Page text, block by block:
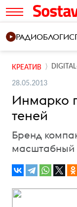
РАДИОБЛОГИ
КРЕАТИВ
28.05.2013
Инмарко
теней
Бренд
масштабный